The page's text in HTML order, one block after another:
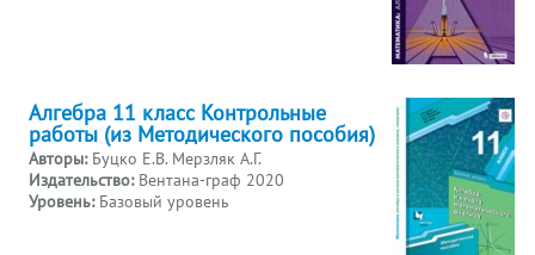
Алгебра 11 класс Контрольные
работы (из Методического пособия)
Авторы: Буцко Е.В. Мерзляк А.Г.
Издательство: Вентана-граф 2020
Уровень: Базовый уровень